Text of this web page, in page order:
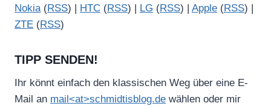
Nokia(RSS) | HTC (RSS) | LG (RSS) | Apple (RSS) |
ZTE (RSS)
TIPP SENDEN!
Ihr könnt einfach den klassischen Weg über eine E-
Mail an mail<at>schmidtisblog.de wählen oder mir